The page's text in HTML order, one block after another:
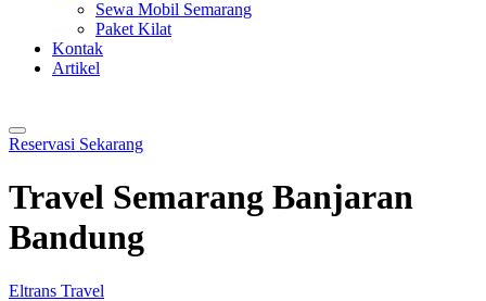
Sewa Mobil Semarang
Paket Kilat
Kontak
Artikel
Reservasi Sekarang
Travel Semarang Banjaran
Bandung
Eltrans Travel